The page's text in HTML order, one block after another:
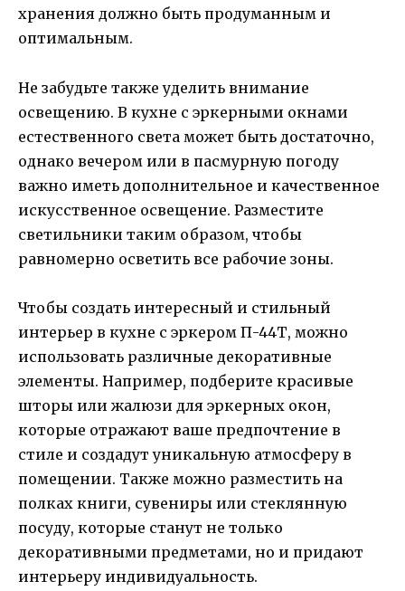
хранения должно быть продуманным и
оптимальным.
Не забудьте также уделить внимание
освещению. В кухне с эркерными окнами
естественного света может быть достаточно,
однако вечером или в пасмурную погоду
важно иметь дополнительное и качественное
искусственное освещение. Разместите
светильники таким образом, чтобы
равномерно осветить все рабочие зоны.
Чтобы создать интересный и стильный
интерьер в кухне с эркером П-44Т, можно
использовать различные декоративные
элементы. Например, подберите красивые
шторы или жалюзи для эркерных окон,
которые отражают ваше предпочтение в
стиле и создадут уникальную атмосферу в
помещении. Также можно разместить на
полках книги, сувениры или стеклянную
посуду, которые станут не только
декоративными предметами, но и придают
интерьеру индивидуальность.